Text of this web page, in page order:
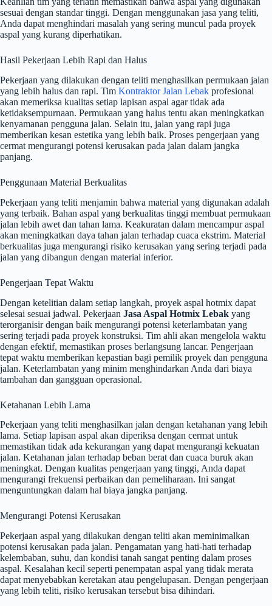
sesuai dengan standar tinggi. Dengan menggunakan jasa yang teliti,
Anda dapat menghindari masalah yang sering muncul pada proyek
aspal yang kurang diperhatikan.
Hasil Pekerjaan Lebih Rapi dan Halus
Pekerjaan yang dilakukan dengan teliti menghasilkan permukaan jalan
yang lebih halus dan rapi. Tim Kontraktor Jalan Lebak profesional
akan memeriksa kualitas setiap lapisan aspal agar tidak ada
ketidaksempurnaan. Permukaan yang halus tentu akan meningkatkan
kenyamanan pengguna jalan. Selain itu, jalan yang rapi juga
memberikan kesan estetika yang lebih baik. Proses pengerjaan yang
cermat mengurangi potensi kerusakan pada jalan dalam jangka
panjang.
Penggunaan Material Berkualitas
Pekerjaan yang teliti menjamin bahwa material yang digunakan adalah
yang terbaik. Bahan aspal yang berkualitas tinggi membuat permukaan
jalan lebih awet dan tahan lama. Keakuratan dalam mencampur aspal
akan meningkatkan daya tahan jalan terhadap cuaca ekstrim. Material
berkualitas juga mengurangi risiko kerusakan yang sering terjadi pada
jalan yang dibangun dengan material inferior.
Pengerjaan Tepat Waktu
Dengan ketelitian dalam setiap langkah, proyek aspal hotmix dapat
selesai sesuai jadwal. Pekerjaan Jasa Aspal Hotmix Lebak yang
terorganisir dengan baik mengurangi potensi keterlambatan yang
sering terjadi pada proyek konstruksi. Tim ahli akan mengelola waktu
dengan efektif, memastikan proses berlangsung lancar. Pengerjaan
tepat waktu memberikan kepastian bagi pemilik proyek dan pengguna
jalan. Keterlambatan yang minim menghindarkan Anda dari biaya
tambahan dan gangguan operasional.
Ketahanan Lebih Lama
Pekerjaan yang teliti menghasilkan jalan dengan ketahanan yang lebih
lama. Setiap lapisan aspal akan diperiksa dengan cermat untuk
memastikan tidak ada kekurangan yang dapat mengurangi kekuatan
jalan. Ketahanan jalan terhadap beban berat dan cuaca buruk akan
meningkat. Dengan kualitas pengerjaan yang tinggi, Anda dapat
mengurangi frekuensi perbaikan dan pemeliharaan. Ini sangat
menguntungkan dalam hal biaya jangka panjang.
Mengurangi Potensi Kerusakan
Pekerjaan aspal yang dilakukan dengan teliti akan meminimalkan
potensi kerusakan pada jalan. Pengamatan yang hati-hati terhadap
kelembaban, suhu, dan kondisi tanah sangat penting dalam proses
aspal. Kesalahan kecil seperti penempatan aspal yang tidak merata
dapat menyebabkan keretakan atau pengelupasan. Dengan pengerjaan
yang lebih teliti, risiko kerusakan tersebut bisa dihindari.